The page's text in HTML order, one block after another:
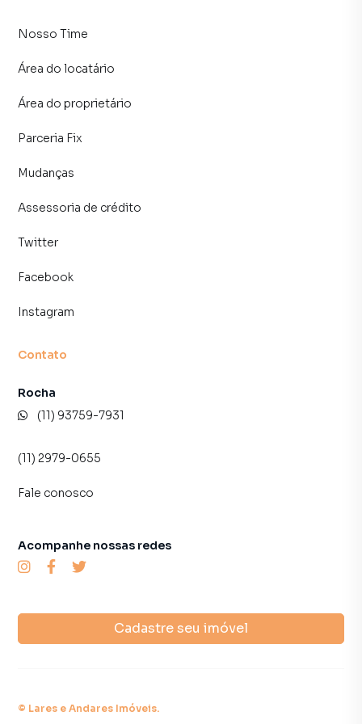
Nosso Time
Área do locatário
Área do proprietário
Parceria Fix
Mudanças
Assessoria de crédito
Twitter
Facebook
Instagram
Contato
Rocha
(11) 93759-7931
(11) 2979-0655
Fale conosco
Cadastre seu imóvel
Acompanhe nossas redes
© Lares e Andares Imóveis.